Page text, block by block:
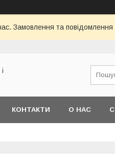
Замовлення та
КОНТАКТИ О НАС